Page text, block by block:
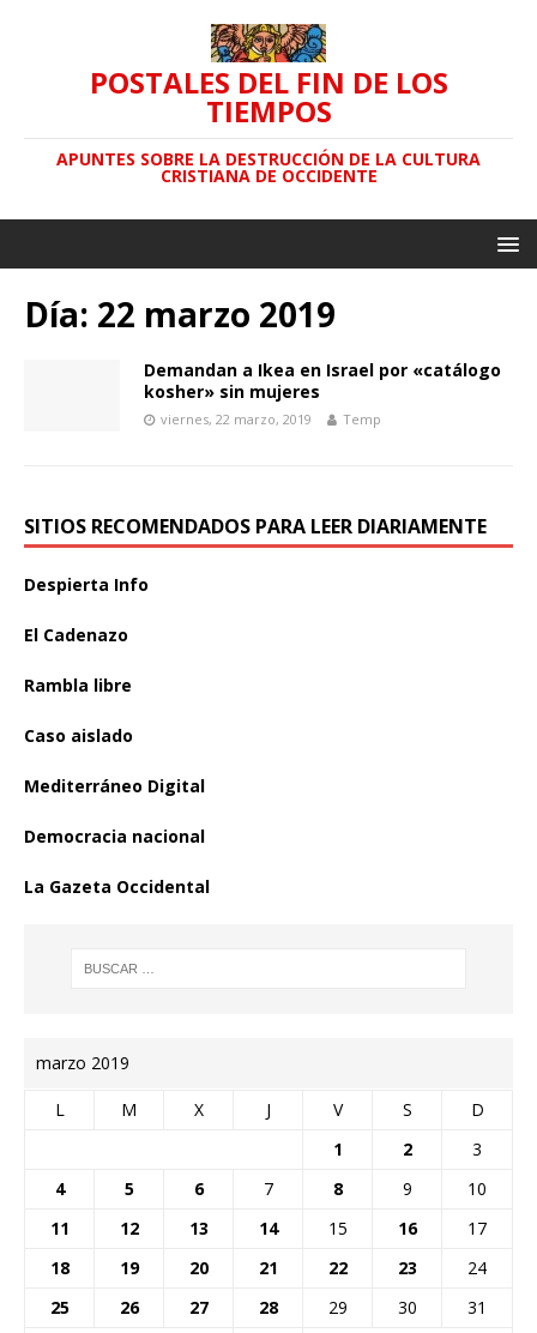
POSTALES DEL FIN DE LOS
TIEMPOS
APUNTES SOBRE LA DESTRUCCIÓN DE LA CULTURA
CRISTIANA DE OCCIDENTE
Día: 22 marzo 2019
Demandan a Ikea en Israel por «catálogo
kosher» sin mujeres
viernes, 22 marzo, 2019 Temp
SITIOS RECOMENDADOS PARA LEER DIARIAMENTE
Despierta Info
El Cadenazo
Rambla libre
Caso aislado
Mediterráneo Digital
Democracia nacional
La Gazeta Occidental
marzo 2019
L M X J V S D
1 2
3
4
5 6 7 8 9
10
11
12 13 14 15 16
17
18
19 20 21 22 23
24
25
26 27 28 29 30 31